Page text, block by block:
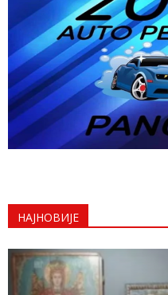
НАЈНОВИЈЕ